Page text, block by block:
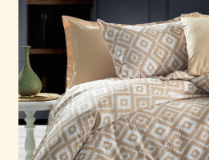
Βρεφικά Λευκά Είδη
Επικοινωνία
Επιστροφές Προϊόντων
Η εταιρία μας